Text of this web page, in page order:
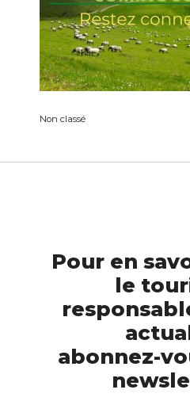
Non classé
Pour en
le
abonnez-